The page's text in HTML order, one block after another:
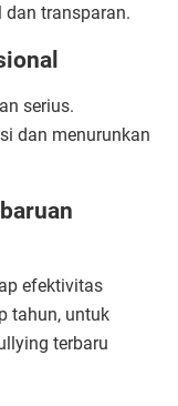
transparan.
serius.
dan menurunkan
efektivitas
tahun, untuk
terbaru